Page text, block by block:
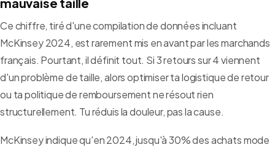
Ce chiffre, tiré d'une compilation de données incluant
McKinsey 2024, est rarement mis en avant par les marchands
français. Pourtant, il définit tout. Si 3 retours sur 4 viennent
d'un problème de taille, alors optimiser ta logistique de retour
ou ta politique de remboursement ne résout rien
structurellement. Tu réduis la douleur, pas la cause.
McKinsey indique qu'en 2024, jusqu'à 30% des achats mode